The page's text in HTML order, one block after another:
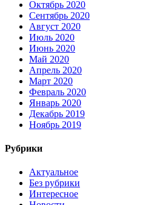
Октябрь 2020
Сентябрь 2020
Август 2020
Июль 2020
Июнь 2020
Май 2020
Апрель 2020
Март 2020
Февраль 2020
Январь 2020
Декабрь 2019
Ноябрь 2019
Рубрики
Актуальное
Без рубрики
Интересное